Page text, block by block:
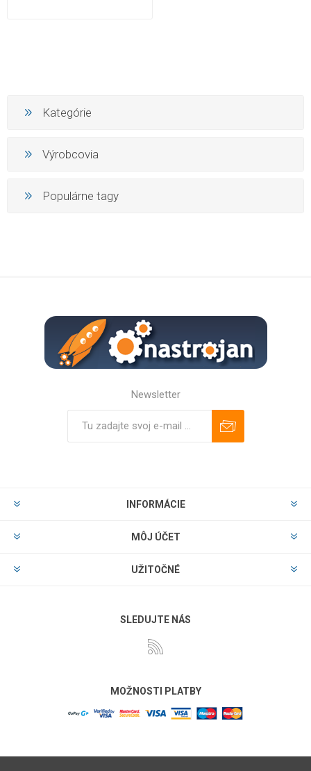
Kategórie
Výrobcovia
Populárne tagy
Newsletter
INFORMÁCIE
MÔJ ÚČET
UŽITOČNÉ
SLEDUJTE NÁS
MOŽNOSTI PLATBY